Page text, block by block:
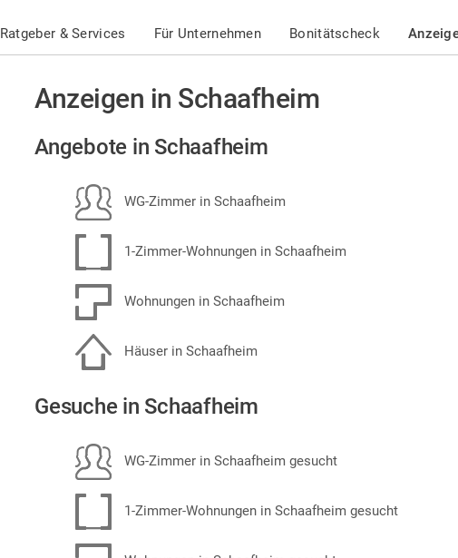
Ratgeber & Services Für Unternehmen Bonitätscheck
Anzeigen in Schaafheim
Angebote in Schaafheim
WG-Zimmer in Schaafheim
1-Zimmer-Wohnungen in Schaafheim
Wohnungen in Schaafheim
Häuser in Schaafheim
Gesuche in Schaafheim
WG-Zimmer in Schaafheim gesucht
1-Zimmer-Wohnungen in Schaafheim gesucht